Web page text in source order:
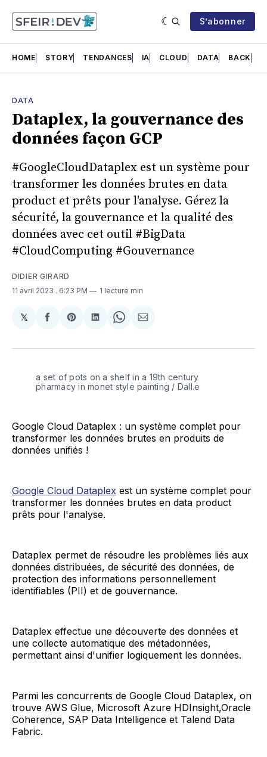
S’abonner
HOME STORY TENDANCES IA CLOUD DATA BACK
DATA
Dataplex, la gouvernance des
données façon GCP
#GoogleCloudDataplex est un système pour
transformer les données brutes en data
product et prêts pour l'analyse. Gérez la
sécurité, la gouvernance et la qualité des
données avec cet outil #BigData
#CloudComputing #Gouvernance
DIDIER GIRARD
11 avril 2023 . 6:23 PM 1 lecture min
𝕏Share
X
Partager
Facebook
Share
Pinterest
Partager
LinkedIn
Share
WhatsApp
Partager
Courriel
a set of pots on a shelf in a 19th century
pharmacy in monet style painting / Dall.e
Google Cloud Dataplex : un système complet pour
transformer les données brutes en produits de
données unifiés !
Google Cloud Dataplex est un système complet pour
transformer les données brutes en data product
prêts pour l'analyse.
Dataplex permet de résoudre les problèmes liés aux
données distribuées, de sécurité des données, de
protection des informations personnellement
identifiables (PII) et de gouvernance.
Dataplex effectue une découverte des données et
une collecte automatique des métadonnées,
permettant ainsi d'unifier logiquement les données.
Parmi les concurrents de Google Cloud Dataplex, on
trouve AWS Glue, Microsoft Azure HDInsight,Oracle
Coherence, SAP Data Intelligence et Talend Data
Fabric.